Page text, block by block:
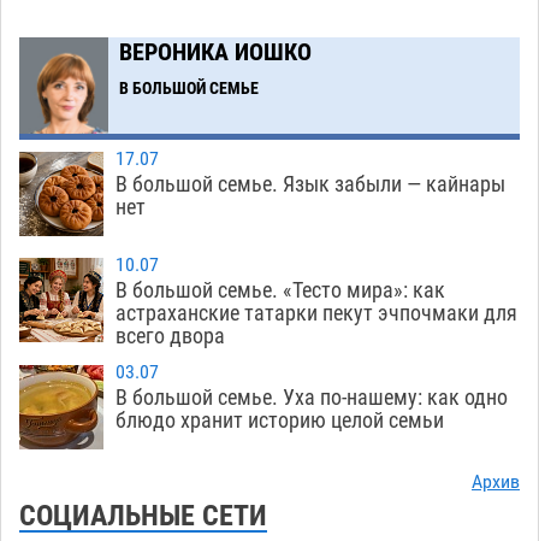
08.08 363
10:51
Фаворитская ноша: астраханские
гандболисты крупно проиграли пермякам
09:00
Лидеры чеченской диаспоры в Астрахани
осудили выходку молодого лихача с улицы
Никольской
18:00
Завтра астраханцы проведут день в режиме
экстремальной температурной нагрузки
17:09
Астраханский котлован с мусором угрожает
плодородию Харабалинского района
573
16:24
Игорь Редькин проинспектировал
ВЕРОНИКА ИОШКО
В БОЛЬШОЙ СЕМЬЕ
17.07
В большой семье. Язык забыли — кайнары
нет
10.07
В большой семье. «Тесто мира»: как
астраханские татарки пекут эчпочмаки для
всего двора
03.07
В большой семье. Уха по-нашему: как одно
блюдо хранит историю целой семьи
Архив
СОЦИАЛЬНЫЕ СЕТИ